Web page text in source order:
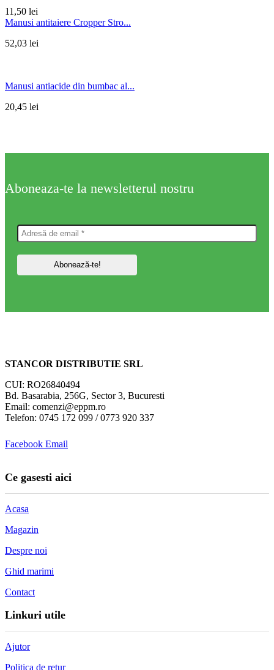
11,50 lei
Manusi antitaiere Cropper Stro...
52,03 lei
Manusi antiacide din bumbac al...
20,45 lei
Aboneaza-te la newsletterul nostru
STANCOR DISTRIBUTIE SRL
CUI: RO26840494
Bd. Basarabia, 256G, Sector 3, Bucuresti
Email: comenzi@eppm.ro
Telefon: 0745 172 099 / 0773 920 337
Facebook Email
Ce gasesti aici
Acasa
Magazin
Despre noi
Ghid marimi
Contact
Linkuri utile
Ajutor
Politica de retur